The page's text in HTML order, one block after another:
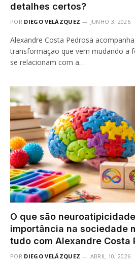
detalhes certos?
POR DIEGO VELÁZQUEZ JUNHO 3, 2026
Alexandre Costa Pedrosa
transformação que vem mudando a
se relacionam com a…
O que são
importância na sociedade
tudo com Alexandre Costa
POR DIEGO VELÁZQUEZ ABRIL 10, 2026